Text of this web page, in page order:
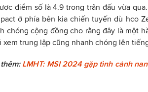
điểm số là 4.9 trong trận đấu vừa
ở phía bên kia chiến tuyến dù hco
chóng cộng đồng cho rằng đây là một
xem trung lập cũng nhanh chóng lên
LMHT: MSI 2024 gặp tình cảnh